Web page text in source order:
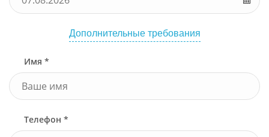
Дополнительные требования
Имя *
Телефон *